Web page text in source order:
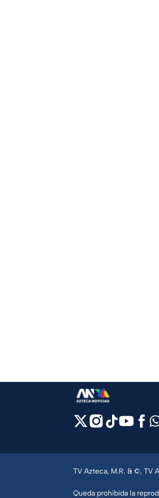
TV Azteca, M.R. & ©, TV
Queda prohibida la